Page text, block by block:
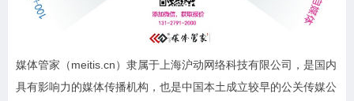
媒体管家（meitis.cn）隶属于上海沪动网络科技有限公司，是国内
具有影响力的媒体传播机构，也是中国本土成立较早的公关传媒公